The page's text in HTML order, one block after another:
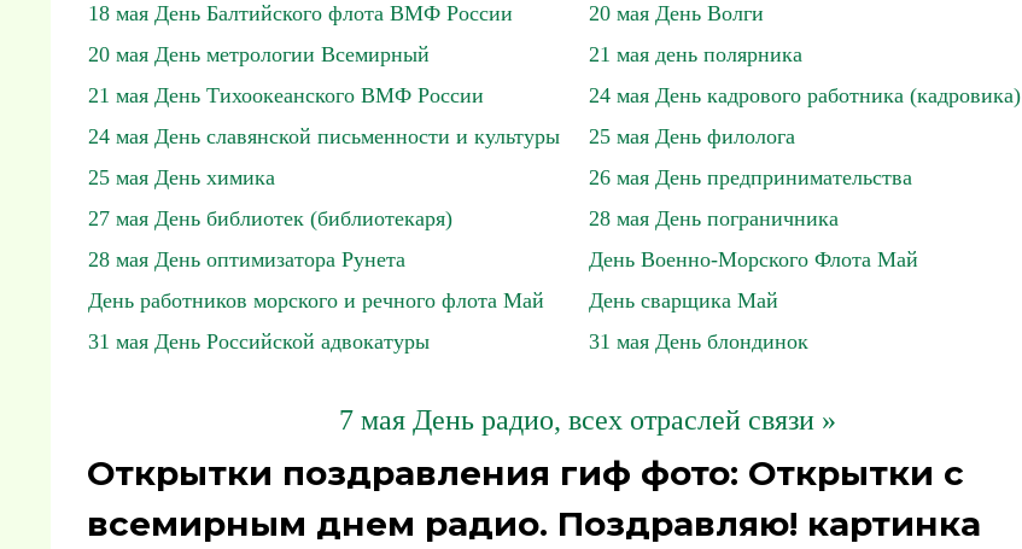
18 мая День Балтийского флота ВМФ России
20 мая День Волги
20 мая День метрологии Всемирный
21 мая день полярника
21 мая День Тихоокеанского ВМФ России
24 мая День кадрового работника (кадровика)
24 мая День славянской письменности и культуры
25 мая День филолога
25 мая День химика
26 мая День предпринимательства
27 мая День библиотек (библиотекаря)
28 мая День пограничника
28 мая День оптимизатора Рунета
День Военно-Морского Флота Май
День работников морского и речного флота Май
День сварщика Май
31 мая День Российской адвокатуры
31 мая День блондинок
7 мая День радио, всех отраслей связи »
Открытки поздравления гиф фото: Открытки с
всемирным днем радио. Поздравляю! картинка